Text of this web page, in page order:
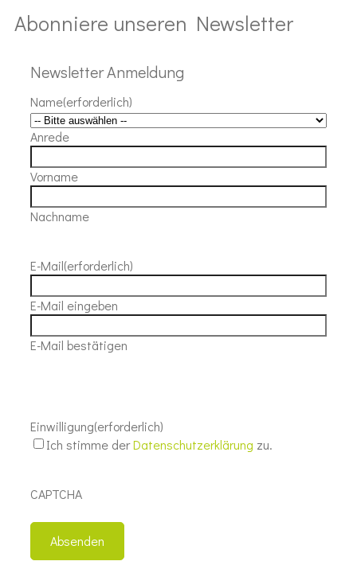
Abonniere unseren Newsletter
Newsletter Anmeldung
Name(erforderlich)
Anrede
Vorname
Nachname
E-Mail(erforderlich)
E-Mail eingeben
E-Mail bestätigen
Einwilligung(erforderlich)
Ich stimme derDatenschutzerklärung zu.
CAPTCHA